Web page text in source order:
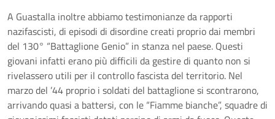
A Guastalla inoltre abbiamo testimonianze da rapporti
nazifascisti, di episodi di disordine creati proprio dai membri
del 130° “Battaglione Genio” in stanza nel paese. Questi
giovani infatti erano più difficili da gestire di quanto non si
rivelassero utili per il controllo fascista del territorio. Nel
marzo del ’44 proprio i soldati del battaglione si scontrarono,
arrivando quasi a battersi, con le “Fiamme bianche”, squadre di